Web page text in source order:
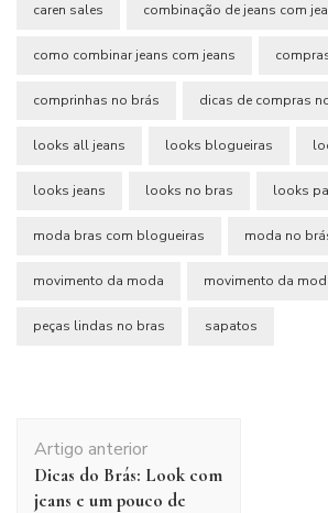
caren sales combinação de jeans com
como combinar jeans com jeans
comprinhas no brás dicas de compras
looks all jeans looks blogueiras
looks jeans looks no bras looks
moda bras com blogueiras moda no
movimento da moda movimento da
peças lindas no bras sapatos
de
post
Artigo anterior
Dicas do Brás: Look com
jeans e um pouco de